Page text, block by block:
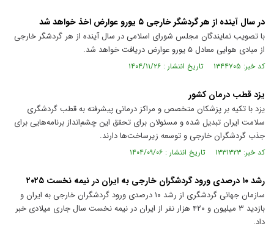
در سال آینده از هر گردشگر خارجی ۵ یورو عوارض اخذ خواهد شد
با تصویب نمایندگان مجلس شورای اسلامی در سال آینده از هر گردشگر خارجی
از مبادی هوایی معادل ۵ یورو عوارض دریافت خواهد شد.
کد خبر: ۱۳۴۴۷۰۵ تاریخ انتشار : ۱۴۰۴/۱۱/۲۶
یزد قطب درمان کشور
یزد با تکیه بر پزشکان متخصص و مراکز درمانی پیشرفته به قطب گردشگری
سلامت ایران تبدیل شده و مسئولان برای تحقق این چشم‌انداز برنامه‌هایی برای
جذب گردشگران خارجی و توسعه زیرساخت‌ها دارند.
کد خبر: ۱۳۳۱۳۲۳ تاریخ انتشار : ۱۴۰۴/۰۹/۰۶
رشد ۱۰ درصدی ورود گردشگران خارجی به ایران در نیمه نخست ۲۰۲۵
سازمان جهانی گردشگری از رشد ۱۰ درصدی ورود گردشگران خارجی به ایران و
بازدید ۳ میلیون و ۴۲۰ هزار نفر از ایران در نیمه نخست سال جاری میلادی خبر
داد.